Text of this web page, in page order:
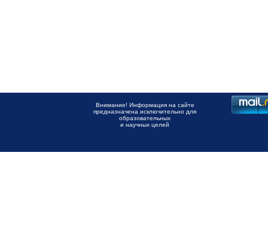
Внимание! Информация на сайте
предназначена исключительно для
образовательных
и научных целей